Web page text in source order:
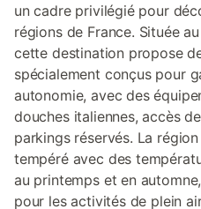
un cadre privilégié pour
régions de France. Située
cette destination propose
spécialement conçus pour
autonomie, avec des
douches italiennes, accès
parkings réservés. La
tempéré avec des
au printemps et en
pour les activités de plein